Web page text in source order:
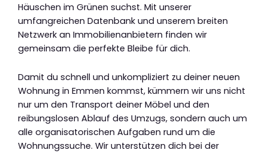
Häuschen im Grünen suchst. Mit unserer
umfangreichen Datenbank und unserem breiten
Netzwerk an Immobilienanbietern finden wir
gemeinsam die perfekte Bleibe für dich.
Damit du schnell und unkompliziert zu deiner neuen
Wohnung in Emmen kommst, kümmern wir uns nicht
nur um den Transport deiner Möbel und den
reibungslosen Ablauf des Umzugs, sondern auch um
alle organisatorischen Aufgaben rund um die
Wohnungssuche. Wir unterstützen dich bei der